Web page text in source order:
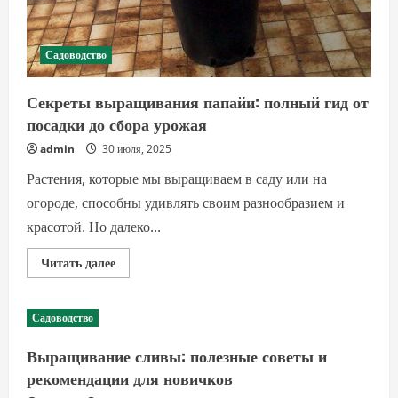
Садоводство
Секреты выращивания папайи: полный гид от
посадки до сбора урожая
admin 30 июля, 2025
Растения, которые мы выращиваем в саду или на
огороде, способны удивлять своим разнообразием и
красотой. Но далеко...
Читать далееПрочитать
больше
от
посадки
до
Садоводство
Выращивание сливы: полезные советы и
рекомендации для новичков